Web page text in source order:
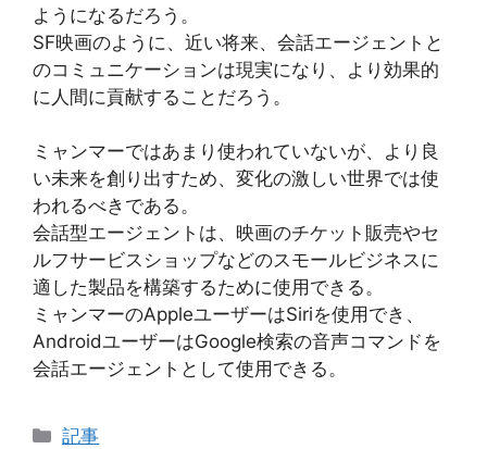
ようになるだろう。
SF映画のように、近い将来、会話エージェントと
のコミュニケーションは現実になり、より効果的
に人間に貢献することだろう。
ミャンマーではあまり使われていないが、より良
い未来を創り出すため、変化の激しい世界では使
われるべきである。
会話型エージェントは、映画のチケット販売やセ
ルフサービスショップなどのスモールビジネスに
適した製品を構築するために使用できる。
ミャンマーのAppleユーザーはSiriを使用でき、
AndroidユーザーはGoogle検索の音声コマンドを
会話エージェントとして使用できる。
Categories
記事